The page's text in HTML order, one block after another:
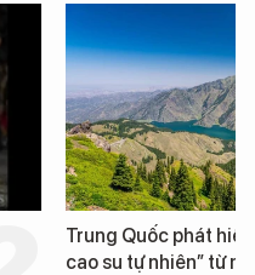
Trung Quốc phát hiện
cao su tự nhiên” từ